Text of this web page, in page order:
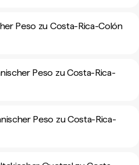
Peso zu Costa-Rica-Colón
Peso zu Costa-Rica-
Peso zu Costa-Rica-